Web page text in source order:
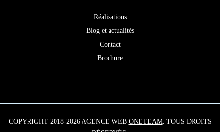
Réalisations
Blog et actualités
Contact
Brochure
COPYRIGHT 2018-2026 AGENCE WEB ONETEAM. TOUS DROITS